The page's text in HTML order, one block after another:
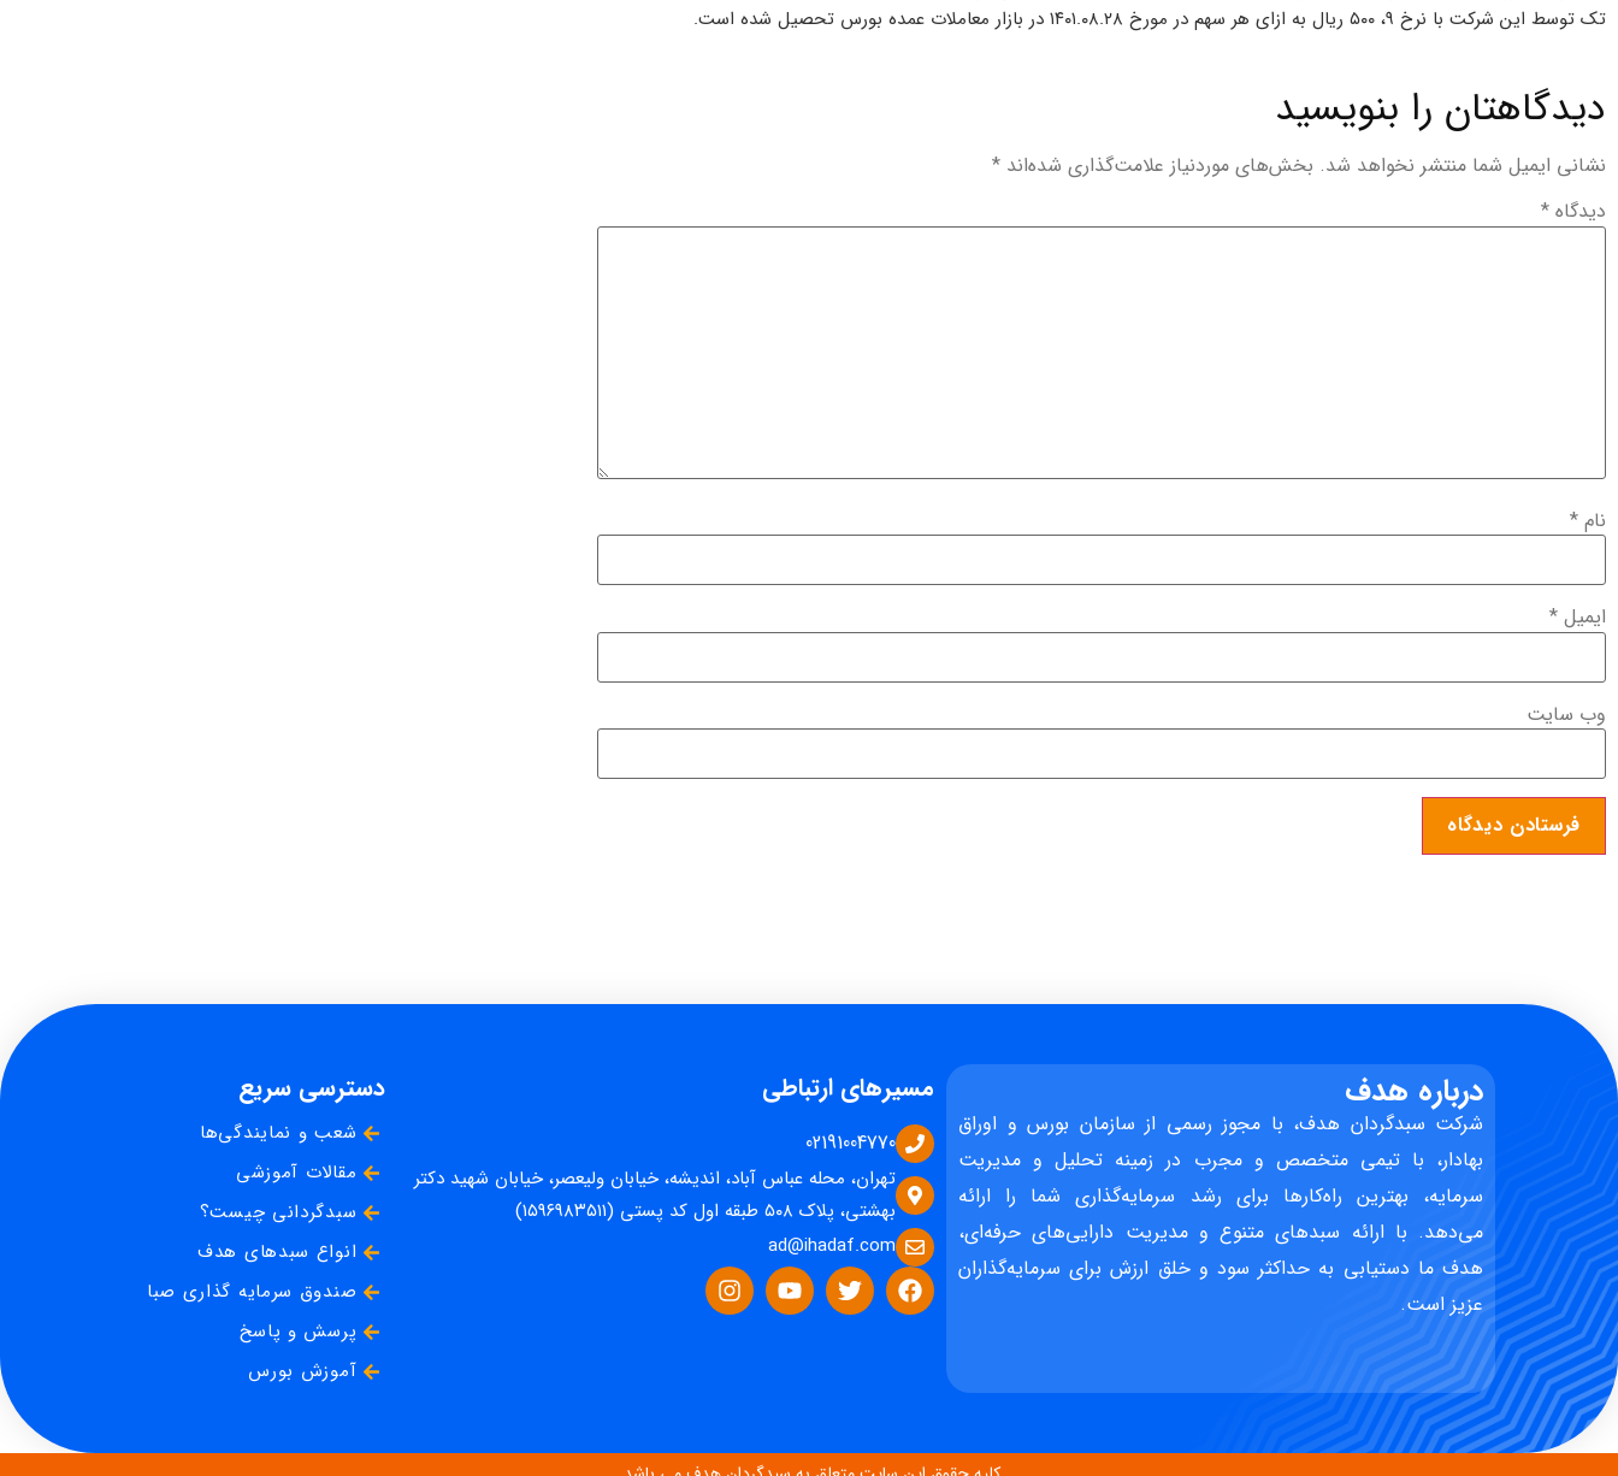
تک توسط این شرکت با نرخ ۹، ۵۰۰ ریال به ازای هر سهم در مورخ ۱۴۰۱.۰۸.۲۸ در بازار معاملات عمده بورس تحصیل شده است.
دیدگاهتان را بنویسید
نشانی ایمیل شما منتشر نخواهد شد. بخش‌های موردنیاز علامت‌گذاری شده‌اند *
دیدگاه *
نام *
ایمیل *
وب‌ سایت
درباره هدف
شرکت سبدگردان هدف، با مجوز رسمی از سازمان بورس و اوراق
بهادار، با تیمی متخصص و مجرب در زمینه تحلیل و مدیریت
سرمایه، بهترین راه‌کارها برای رشد سرمایه‌گذاری شما را ارائه
می‌دهد. با ارائه سبدهای متنوع و مدیریت دارایی‌های حرفه‌ای،
هدف ما دستیابی به حداکثر سود و خلق ارزش برای سرمایه‌گذاران
عزیز است.
مسیرهای ارتباطی
02191004770
تهران، محله عباس آباد، اندیشه، خیابان ولیعصر، خیابان شهید دکتر
بهشتی، پلاک ۵۰۸ طبقه اول کد پستی (۱۵۹۶۹۸۳۵۱۱)
ad@ihadaf.com
دسترسی سریع
شعب و نمایندگی‌ها
مقالات آموزشی
سبدگردانی چیست؟
انواع سبدهای هدف
صندوق سرمایه گذاری صبا
پرسش و پاسخ
آموزش بورس